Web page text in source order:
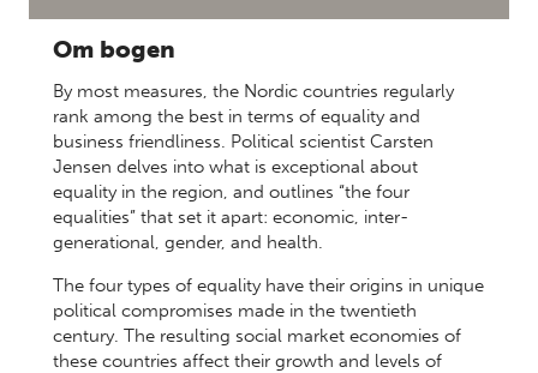
Om bogen
By most measures, the Nordic countries regularly
rank among the best in terms of equality and
business friendliness. Political scientist Carsten
Jensen delves into what is exceptional about
equality in the region, and outlines “the four
equalities” that set it apart: economic, inter-
generational, gender, and health.
The four types of equality have their origins in unique
political compromises made in the twentieth
century. The resulting social market economies of
these countries affect their growth and levels of